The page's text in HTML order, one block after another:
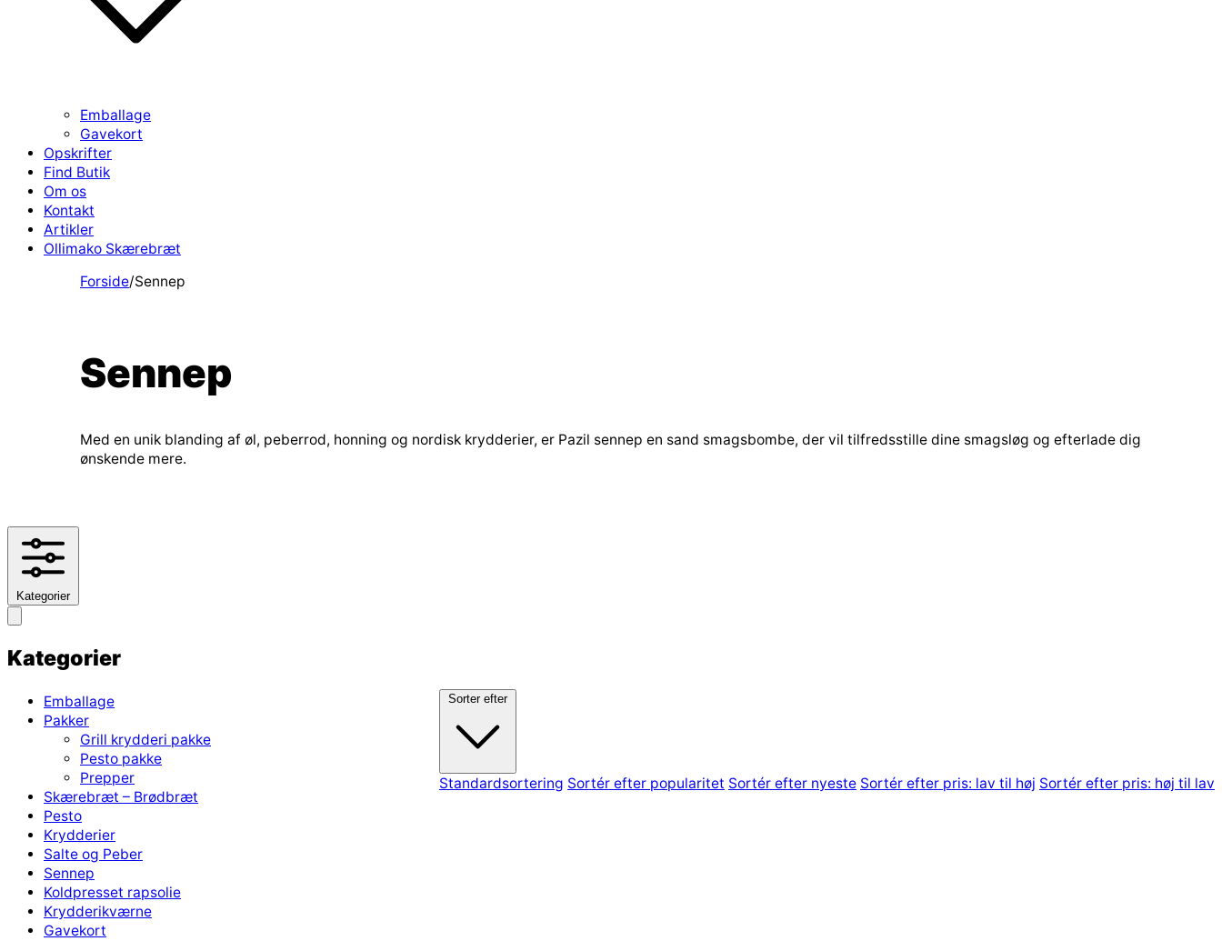
Emballage
Gavekort
Opskrifter
Find Butik
Om os
Kontakt
Artikler
Ollimako Skærebræt
Forside/Sennep
Sennep
Med en unik blanding af øl, peberrod, honning og nordisk krydderier, er Pazil sennep en sand smagsbombe, der vil tilfredsstille dine smagsløg og efterlade dig
ønskende mere.
Kategorier
Kategorier
Emballage
Pakker
Grill krydderi pakke
Pesto pakke
Prepper
Skærebræt – Brødbræt
Pesto
Krydderier
Salte og Peber
Sennep
Koldpresset rapsolie
Krydderikværne
Gavekort
Sorter efter
Standardsortering Sortér efter popularitet Sortér efter nyeste Sortér efter pris: lav til høj Sortér efter pris: høj til lav